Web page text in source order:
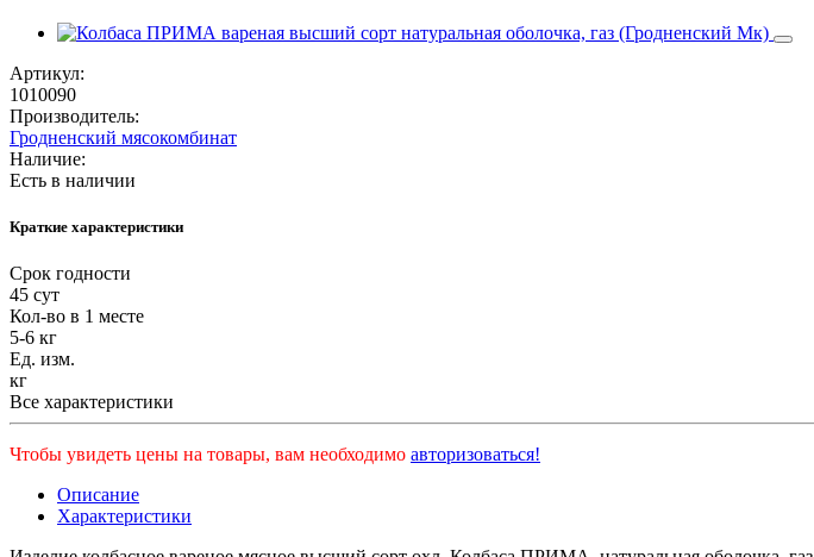
Артикул:
1010090
Производитель:
Гродненский мясокомбинат
Наличие:
Есть в наличии
Краткие характеристики
Срок годности
45 сут
Кол-во в 1 месте
5-6 кг
Ед. изм.
кг
Все характеристики
Чтобы увидеть цены на товары, вам необходимо авторизоваться!
Описание
Характеристики